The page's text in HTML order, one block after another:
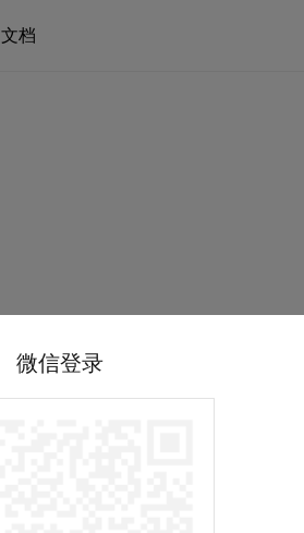
文档
微信登录